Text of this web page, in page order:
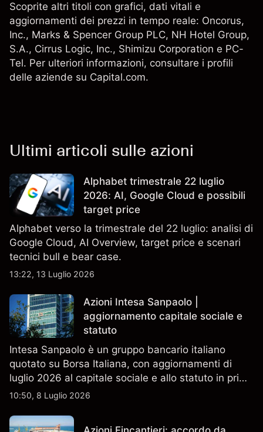
Scoprite altri titoli con grafici, dati vitali e
aggiornamenti dei prezzi in tempo reale: Oncorus,
Inc., Marks & Spencer Group PLC, NH Hotel Group,
S.A., Cirrus Logic, Inc., Shimizu Corporation e PC-
Tel. Per ulteriori informazioni, consultare i profili
delle aziende su Capital.com.
Ultimi articoli sulle azioni
Alphabet trimestrale 22 luglio
2026: AI, Google Cloud e possibili
target price
Alphabet verso la trimestrale del 22 luglio: analisi di
Google Cloud, AI Overview, target price e scenari
tecnici bull e bear case.
13:22, 13 Luglio 2026
Azioni Intesa Sanpaolo |
aggiornamento capitale sociale e
statuto
Intesa Sanpaolo è un gruppo bancario italiano
quotato su Borsa Italiana, con aggiornamenti di
luglio 2026 al capitale sociale e allo statuto in primo
piano. Esplora i target price ISP di terze parti e
un indicatore affidabile dei risultati futuri.
10:50, 8 Luglio 2026